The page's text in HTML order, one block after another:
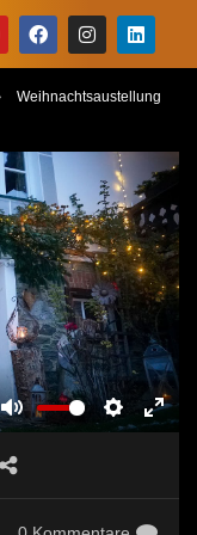
Weihnachtsaustellung
MUTE SETTINGS